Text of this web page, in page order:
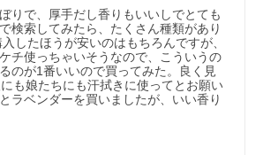
りで、厚手だし香りもいいしでとても
検索してみたら、たくさん種類があり
したほうが安いのはもちろんですが、
チ使っちゃいそうなので、こういうの
のが1番いいので買ってみた。良く見
も娘たちにも汗拭きに使ってとお願い
ラベンダーを買いましたが、いい香り